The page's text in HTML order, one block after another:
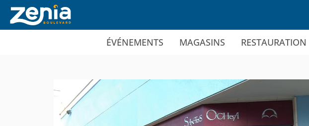
Ir al contenido principal
ÉVÉNEMENTS MAGASINS RESTAURATION